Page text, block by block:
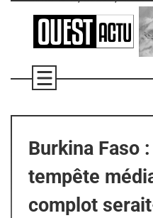
Burkina Faso
tempête
complot